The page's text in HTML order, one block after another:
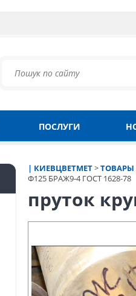
ПОСЛУГИ
| КИЕВЦВЕТМЕТ>ТОВАРЫ
Ф125 БРАЖ9-4 ГОСТ 1628-78
пруток